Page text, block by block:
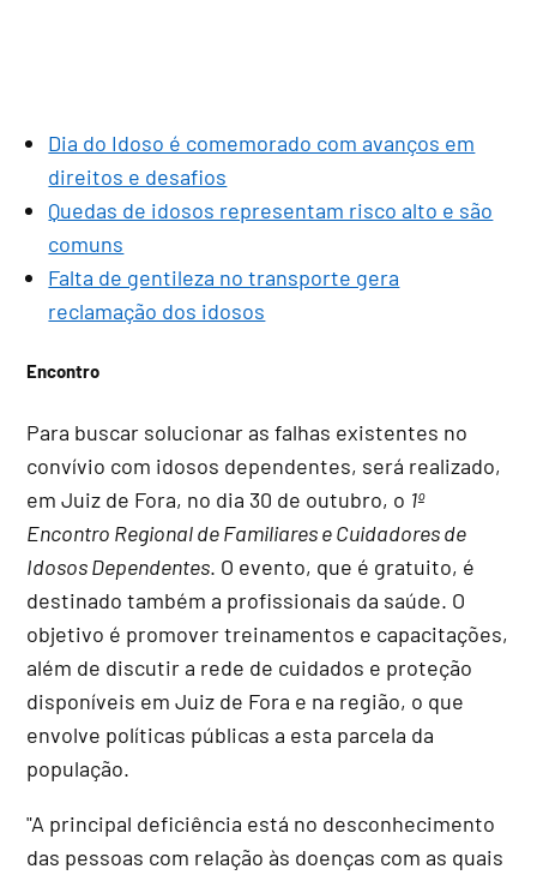
Dia do Idoso é comemorado com avanços em
direitos e desafios
Quedas de idosos representam risco alto e são
comuns
Falta de gentileza no transporte gera
reclamação dos idosos
Encontro
Para buscar solucionar as falhas existentes no
convívio com idosos dependentes, será realizado,
em Juiz de Fora, no dia 30 de outubro, o 1º
Encontro Regional de Familiares e Cuidadores de
Idosos Dependentes. O evento, que é gratuito, é
destinado também a profissionais da saúde. O
objetivo é promover treinamentos e capacitações,
além de discutir a rede de cuidados e proteção
disponíveis em Juiz de Fora e na região, o que
envolve políticas públicas a esta parcela da
população.
"A principal deficiência está no desconhecimento
das pessoas com relação às doenças com as quais